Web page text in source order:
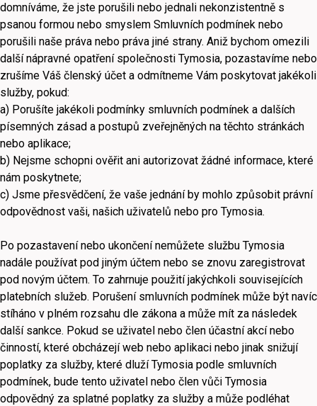
domníváme, že jste porušili nebo jednali nekonzistentně s
psanou formou nebo smyslem Smluvních podmínek nebo
porušili naše práva nebo práva jiné strany. Aniž bychom omezili
další nápravné opatření společnosti Tymosia, pozastavíme nebo
zrušíme Váš členský účet a odmítneme Vám poskytovat jakékoli
služby, pokud:
a) Porušíte jakékoli podmínky smluvních podmínek a dalších
písemných zásad a postupů zveřejněných na těchto stránkách
nebo aplikace;
b) Nejsme schopni ověřit ani autorizovat žádné informace, které
nám poskytnete;
c) Jsme přesvědčení, že vaše jednání by mohlo způsobit právní
odpovědnost vaši, našich uživatelů nebo pro Tymosia.
Po pozastavení nebo ukončení nemůžete službu Tymosia
nadále používat pod jiným účtem nebo se znovu zaregistrovat
pod novým účtem. To zahrnuje použití jakýchkoli souvisejících
platebních služeb. Porušení smluvních podmínek může být navíc
stíháno v plném rozsahu dle zákona a může mít za následek
další sankce. Pokud se uživatel nebo člen účastní akcí nebo
činností, které obcházejí web nebo aplikaci nebo jinak snižují
poplatky za služby, které dluží Tymosia podle smluvních
podmínek, bude tento uživatel nebo člen vůči Tymosia
odpovědný za splatné poplatky za služby a může podléhat